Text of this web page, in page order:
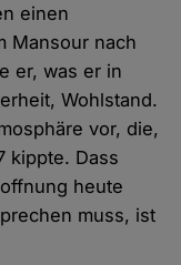
einen
Mansour nach
er, was er in
Wohlstand.
vor, die,
kippte. Dass
heute
muss, ist